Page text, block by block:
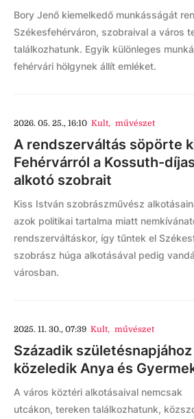
Bory Jenő kiemelkedő munkásságát
Székesfehérváron, szobraival a város
találkozhatunk. Egyik különleges
fehérvári hölgynek állít emléket.
2026. 05. 25., 16:10 Kult, művészet
A rendszerváltás söpörte
Fehérvárról a Kossuth-
alkotó szobrait
Kiss István szobrászművész
azok politikai tartalma miatt
rendszerváltáskor, így tűntek el
szobrász húga alkotásával pedig
városban.
2025. 11. 30., 07:39 Kult, művészet
Századik születésnapjához
közeledik Anya és
A város köztéri alkotásaival nemcsak
utcákon, tereken találkozhatunk,